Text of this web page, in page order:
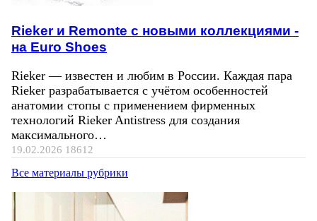
Rieker и Remonte с новыми коллекциями -
на Euro Shoes
Rieker — известен и любим в России. Каждая пара
Rieker разрабатывается с учётом особенностей
анатомии стопы с применением фирменных
технологий Rieker Antistress для создания
максимального…
19.02.2026 18612
Все материалы рубрики